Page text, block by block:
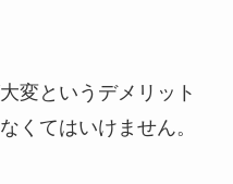
変というデメリット
くてはいけません。